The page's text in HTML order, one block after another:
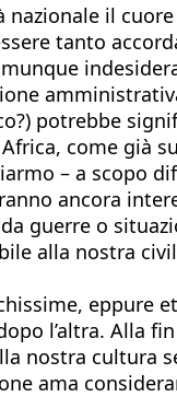
nazionale il
tanto
potrebbe
come già
– a scopo
ancora
guerre o
alla nostra
eppure
l’altra. Alla fin
nostra cultura
ama